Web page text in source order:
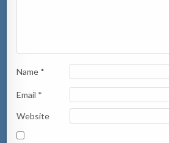
Name *
Email *
Website